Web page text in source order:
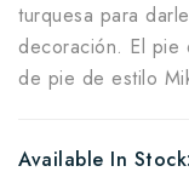
turquesa para
decoración. El pie
de pie de estilo
Available In Stock: